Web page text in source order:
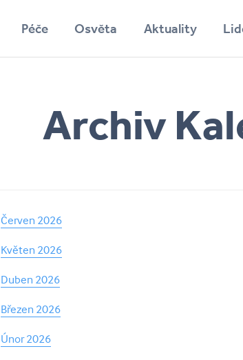
Péče Osvěta Aktuality
Archiv
Červen 2026
Květen 2026
Duben 2026
Březen 2026
Únor 2026